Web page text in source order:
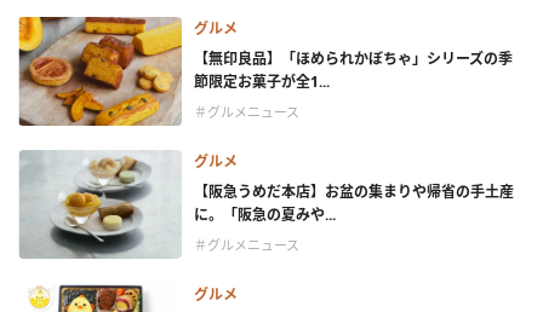
グルメ
【無印良品】「ほめられかぼちゃ」シリーズの季
節限定お菓子が全1...
＃グルメニュース
グルメ
【阪急うめだ本店】お盆の集まりや帰省の手土産
に。「阪急の夏みや...
＃グルメニュース
グルメ